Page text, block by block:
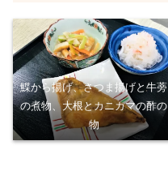
鰈から揚げ、さつま揚げと牛蒡
の煮物、大根とカニカマの酢の
物